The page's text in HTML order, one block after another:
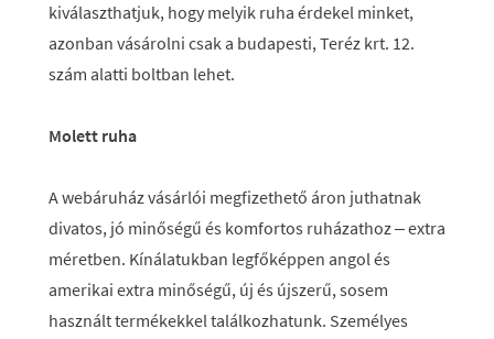
kiválaszthatjuk, hogy melyik ruha érdekel minket,
azonban vásárolni csak a budapesti, Teréz krt. 12.
szám alatti boltban lehet.
Molett ruha
A webáruház vásárlói megfizethető áron juthatnak
divatos, jó minőségű és komfortos ruházathoz – extra
méretben. Kínálatukban legfőképpen angol és
amerikai extra minőségű, új és újszerű, sosem
használt termékekkel találkozhatunk. Személyes